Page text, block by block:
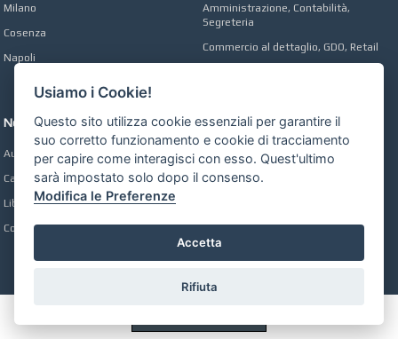
Milano
Cosenza
Napoli
Amministrazione, Contabilità,
Segreteria
Commercio al dettaglio, GDO, Retail
Network
Automobili Online
Case Online
Libri Online
Compravendita
Usiamo i Cookie!
Questo sito utilizza cookie essenziali per garantire il
suo corretto funzionamento e cookie di tracciamento
per capire come interagisci con esso. Quest'ultimo
sarà impostato solo dopo il consenso.
Modifica le Preferenze
Accetta
Rifiuta